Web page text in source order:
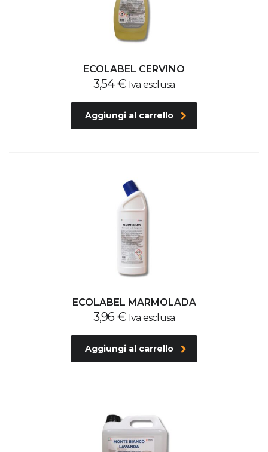
ECOLABEL CERVINO
3,54€ Iva esclusa
Aggiungi al carrello
ECOLABEL MARMOLADA
3,96 € Iva esclusa
Aggiungi al carrello